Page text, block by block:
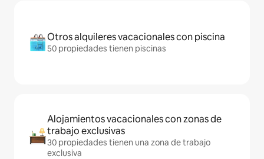
Otros alquileres vacacionales con piscina
50 propiedades tienen piscinas
Alojamientos vacacionales con zonas de
trabajo exclusivas
30 propiedades tienen una zona de trabajo
exclusiva